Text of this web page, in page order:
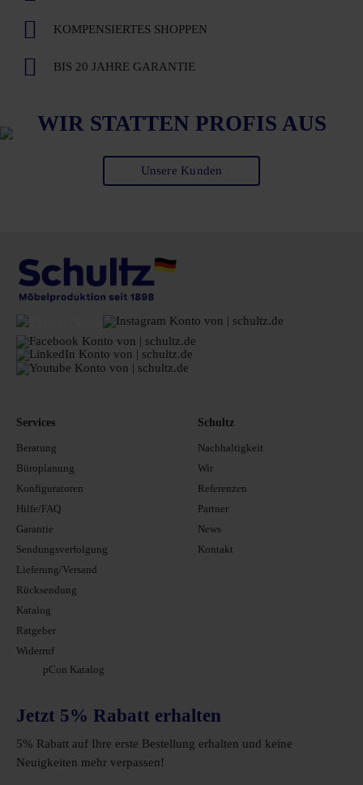
KOMPENSIERTES SHOPPEN
BIS 20 JAHRE GARANTIE
WIR STATTEN PROFIS AUS
Unsere Kunden
Services
Beratung
Büroplanung
Konfiguratoren
Hilfe/FAQ
Garantie
Sendungsverfolgung
Lieferung/Versand
Rücksendung
Katalog
Ratgeber
Widerruf
pCon Katalog
Schultz
Nachhaltigkeit
Wir
Referenzen
Partner
News
Kontakt
Jetzt 5% Rabatt erhalten
5% Rabatt auf Ihre erste Bestellung erhalten und keine
Neuigkeiten mehr verpassen!